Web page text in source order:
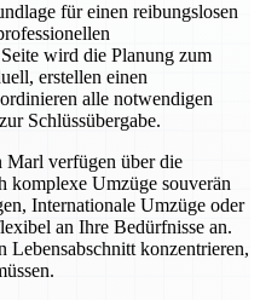
für einen reibungslosen
wird die Planung zum
erstellen einen
alle notwendigen
Schlüssübergabe.
Marl verfügen über die
komplexe Umzüge souverän
Internationale Umzüge oder
an Ihre Bedürfnisse an.
Lebensabschnitt konzentrieren,